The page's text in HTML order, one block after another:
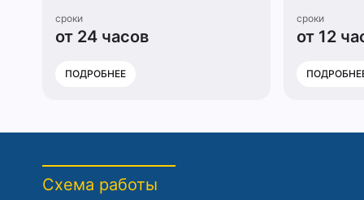
сроки
от 24 часов
ПОДРОБНЕЕ
сроки
от 12
Схема работы